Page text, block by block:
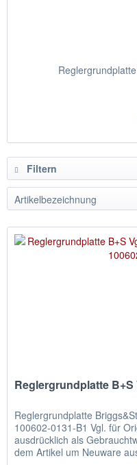
Filtern
Reglergrundplatte B+S
Reglergrundplatte
100602-0131-B1 Vgl. für
ausdrücklich als
dem Artikel um Neuware